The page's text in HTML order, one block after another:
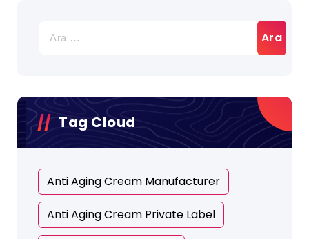
Tag Cloud
Anti Aging Cream Manufacturer
Anti Aging Cream Private Label